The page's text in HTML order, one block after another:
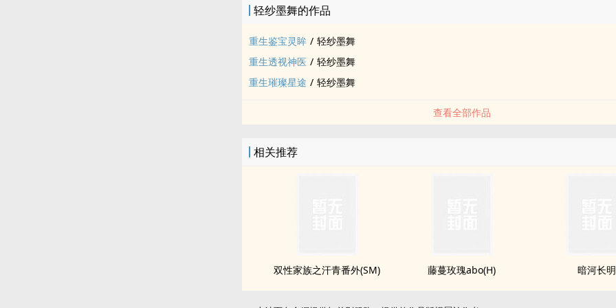
轻纱墨舞的作品
重生鉴宝灵眸 / 轻纱墨舞
重生透视神医 / 轻纱墨舞
重生璀璨星途 / 轻纱墨舞
查看全部作品
相关推荐
双性家族之汗青番外(SM) 藤蔓玫瑰abo(H) 暗河长明